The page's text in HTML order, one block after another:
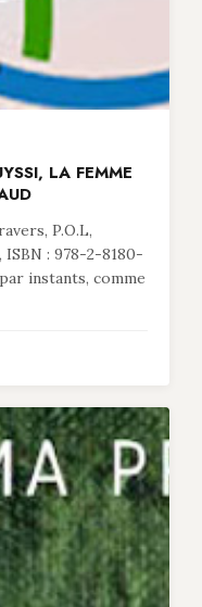
LA FEMME
P.O.L,
ISBN : 978-2-8180-
instants, comme